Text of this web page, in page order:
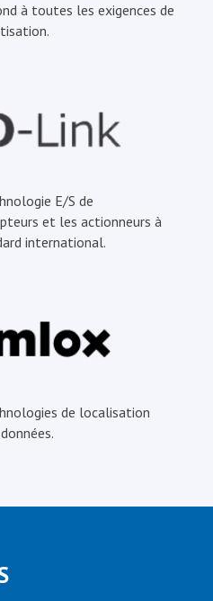
à toutes les exigences de
E/S de
et les actionneurs à
international.
de localisation